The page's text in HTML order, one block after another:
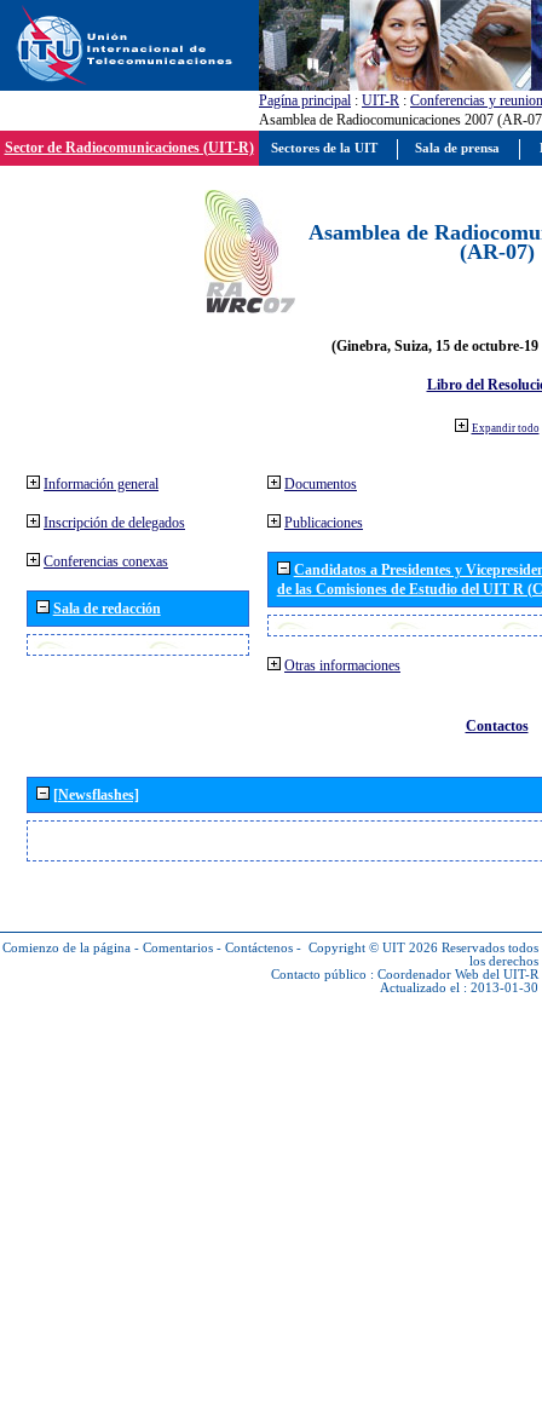
Pagína principal : UIT-R : Conferencias y
Asamblea de Radiocomunicaciones 2007 (AR-
Sector de Radiocomunicaciones (UIT-R)
Asamblea de
(AR-07)
(Ginebra, Suiza, 15 de octubre-19
Libro del
Expandir todo
Información general
Inscripción de delegados
Conferencias conexas
Sala de redacción
Documentos
Publicaciones
Candidatos a Presidentes y
de las Comisiones de Estudio del UIT R
Otras informaciones
Contactos
[Newsflashes]
Comienzo de la página - Comentarios - Contáctenos - Copyright © UIT 2026 Reservados todos
los derechos
Contacto público : Coordenador Web del UIT-R
Actualizado el : 2013-01-30
Sectores de la UIT Sala de prensa